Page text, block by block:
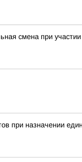
смена при
при назначении